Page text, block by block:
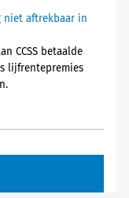
niet aftrekbaar in
CCSS betaalde
lijfrentepremies